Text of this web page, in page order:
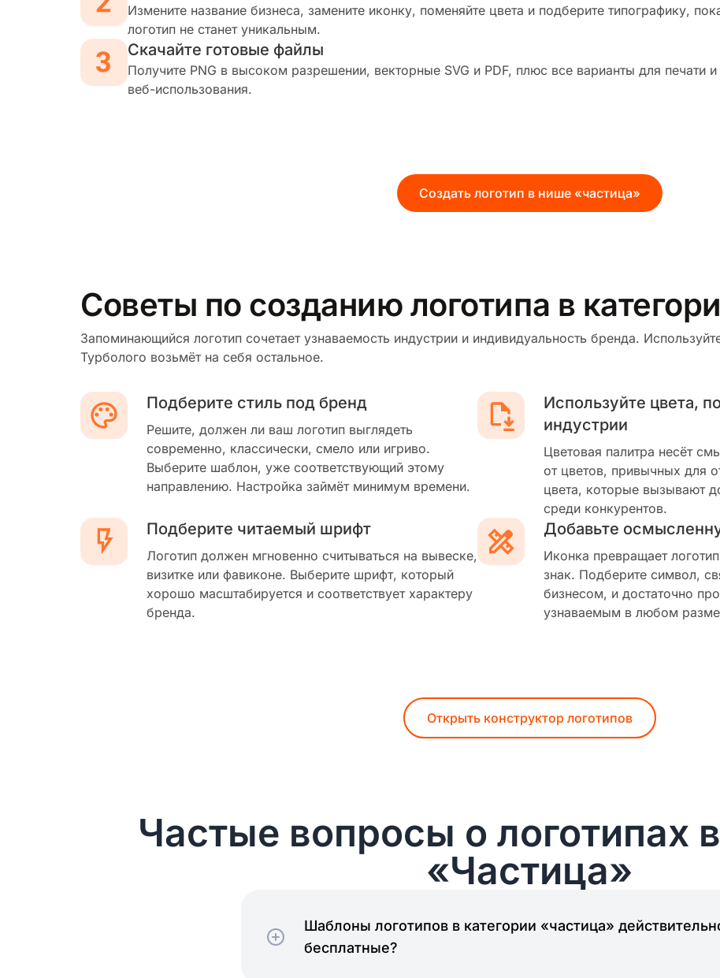
Измените название бизнеса, замените иконку, поменяйте цвета и подберите типографику,
логотип не станет уникальным.
Скачайте готовые файлы
Получите PNG в высоком разрешении, векторные SVG и PDF, плюс все варианты для печати и
веб-использования.
Создать логотип в нише «частица»
Советы по созданию логотипа в
Запоминающийся логотип сочетает узнаваемость индустрии и индивидуальность бренда.
Турболого возьмёт на себя остальное.
Подберите стиль под бренд
Решите, должен ли ваш логотип выглядеть
современно, классически, смело или игриво.
Выберите шаблон, уже соответствующий этому
направлению. Настройка займёт минимум времени.
Используйте цвета,
индустрии
Цветовая палитра несёт
от цветов, привычных для
цвета, которые вызывают
среди конкурентов.
Подберите читаемый шрифт
Логотип должен мгновенно считываться на вывеске,
визитке или фавиконе. Выберите шрифт, который
хорошо масштабируется и соответствует характеру
бренда.
Добавьте
Иконка превращает
знак. Подберите символ,
бизнесом, и достаточно
узнаваемым в любом
Открыть конструктор логотипов
Частые вопросы о логотипах
«Частица»
Шаблоны логотипов в категории «частица»
бесплатные?